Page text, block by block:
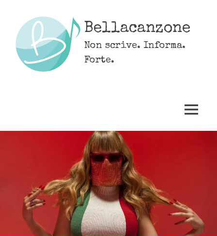
content
Bellacanzone
Non scrive. Informa.
Forte.
MENU